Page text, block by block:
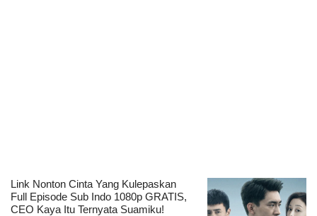
Link Nonton Cinta Yang Kulepaskan
Full Episode Sub Indo 1080p GRATIS,
CEO Kaya Itu Ternyata Suamiku!